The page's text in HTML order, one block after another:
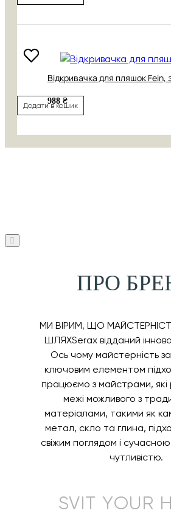
Відкривачка для пляшок Fein,
988 ₴
Додати в кошик
ПРО
МИ ВІРИМ, ЩО
ШЛЯХSerax відданий
Ось чому майстерність
ключовим елементом
працюємо з майстрами,
межі можливого з
матеріалами, такими як
метал, скло та глина,
свіжим поглядом і
чутливістю.
SVIT YOUR